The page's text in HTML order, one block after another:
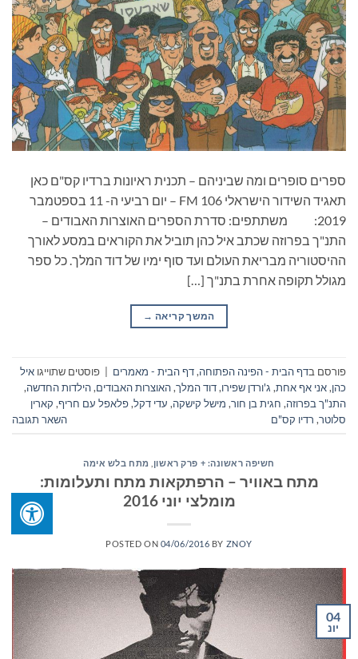
ספרים סופרים ומה שביניהם – תכנית ראיונות ברדיו קס"ם כאן
תאגיד השידור הישראלי 106 FM – יום רביעי ה- 11 בספטמבר
2019: משתתפים: סדרת הספרים האוצרות האבודים –
התנ"ך בפרוזה שכתב איל כהן תוביל את הקוראים במסע לאורך
ההיסטוריה מבריאת העולם ועד סוף ימיו של דוד המלך. כל ספר
מגולל תקופה אחרת בתנ"ך […]
המשך קריאה →
פורסם בדף הבית - הפינה הפתוחה,דף הבית - מאמרים פוסטים שתוייגו איל
כהן,אני אף אחת, ג'ורדן שפירו,דוד המלך,האוצרות האבודים,הילדות החדשה,
התנ"ך בפרוזה, חגית בן חור, מישל קישקה, עדי דקל,פלאפל עם חריף, קארין
סלוטר, רדיו קס"ם השאר תגובה
חשיפה ראשונה: + פרק ראשון מתח בלש אימה
מתח באוויר – הרפתקאות מתח ותעלומות:
מומלצי יוני 2016
POSTED ON 04/06/2016 BY ZNOY
04
יונ